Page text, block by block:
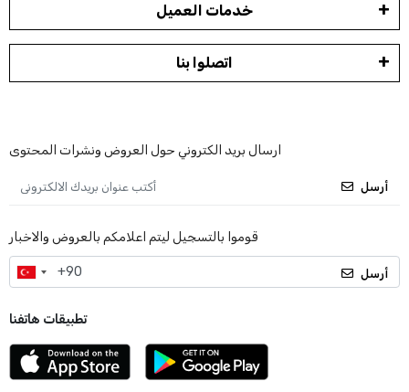
خدمات العميل
اتصلوا بنا
ارسال بريد الكتروني حول العروض ونشرات المحتوى
أرسل
قوموا بالتسجيل ليتم اعلامكم بالعروض والاخبار
أرسل
تطبيقات هاتفنا